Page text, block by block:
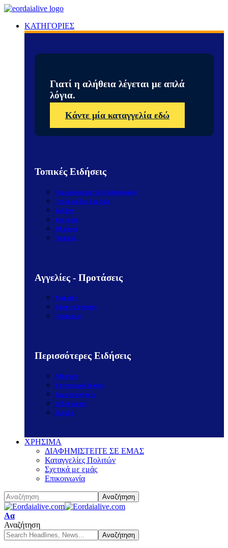
ΚΑΤΗΓΟΡΙΕΣ
Γιατί η αλήθεια λέγεται με απλά
λόγια.
Κάντε μία καταγγελία εδώ
Τοπικές Ειδήσεις
Περιφέρεια Δυτικής Μακεδονίας
Πτολεμαΐδα / Εορδαία
Κοζάνη
Καστοριά
Φλώρινα
Γρεβενά
Αγγελίες - Προτάσεις
Αγγελίες
Θέσεις Εργασίας
Προτάσεις
Περισσότερες Ειδήσεις
Αθλητικά
Αστυνομικό Δελτίο
Δημοσκοπήσεις
Εκδηλώσεις
Ελλάδα
ΧΡΗΣΙΜΑ
ΔΙΑΦΗΜΙΣΤΕΙΤΕ ΣΕ ΕΜΑΣ
Καταγγελίες Πολιτών
Σχετικά με εμάς
Επικοινωνία
Font
Resizer
Αα
Αναζήτηση